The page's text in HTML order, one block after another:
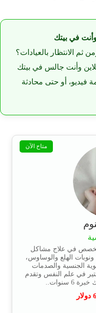
في بيتك
ثم الانتظار بالعيادات؟
وأنت جالس في بيتك
فيديو، أو حتى محادثة
متاح الآن
في علاج مشاكل
ونوبات الهلع والوساوس،
الجنسية والصدمات
في علم النفس وتقدم
6 سنوات..
دولار